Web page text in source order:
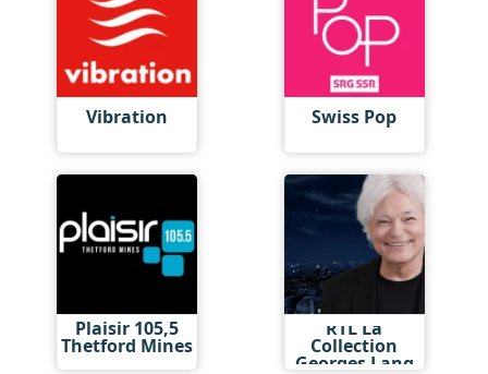
Vibration Swiss Pop
Plaisir 105,5
Thetford Mines
RTL La
Collection
Georges Lang